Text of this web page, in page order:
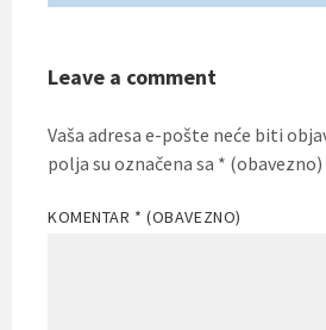
Leave a comment
Vaša adresa e-pošte neće biti
polja su označena sa * (obavezno)
KOMENTAR * (OBAVEZNO)